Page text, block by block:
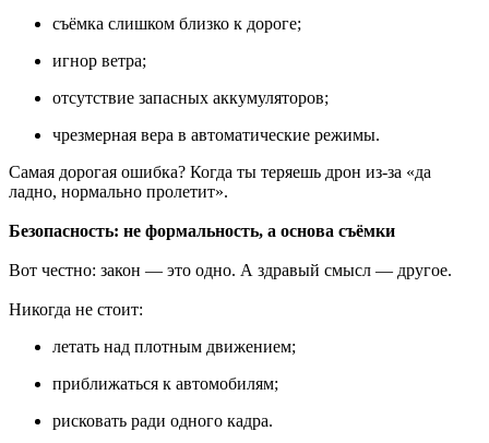
съёмка слишком близко к дороге;
игнор ветра;
отсутствие запасных аккумуляторов;
чрезмерная вера в автоматические режимы.
Самая дорогая ошибка? Когда ты теряешь дрон из-за «да
ладно, нормально пролетит».
Безопасность: не формальность, а основа съёмки
Вот честно: закон — это одно. А здравый смысл — другое.
Никогда не стоит:
летать над плотным движением;
приближаться к автомобилям;
рисковать ради одного кадра.